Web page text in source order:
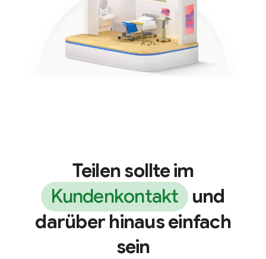
Teilen sollte im
Kundenkontakt und
darüber hinaus einfach
sein